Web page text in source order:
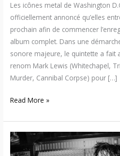
Les icônes metal de Washington
officiellement annoncé qu’elles
prochain afin de commencer
album complet. Dans une
sonore majeure, le quintette a fait
renom Mark Lewis (Whitechapel,
Murder, Cannibal Corpse) pour […]
Read More »
Tommy